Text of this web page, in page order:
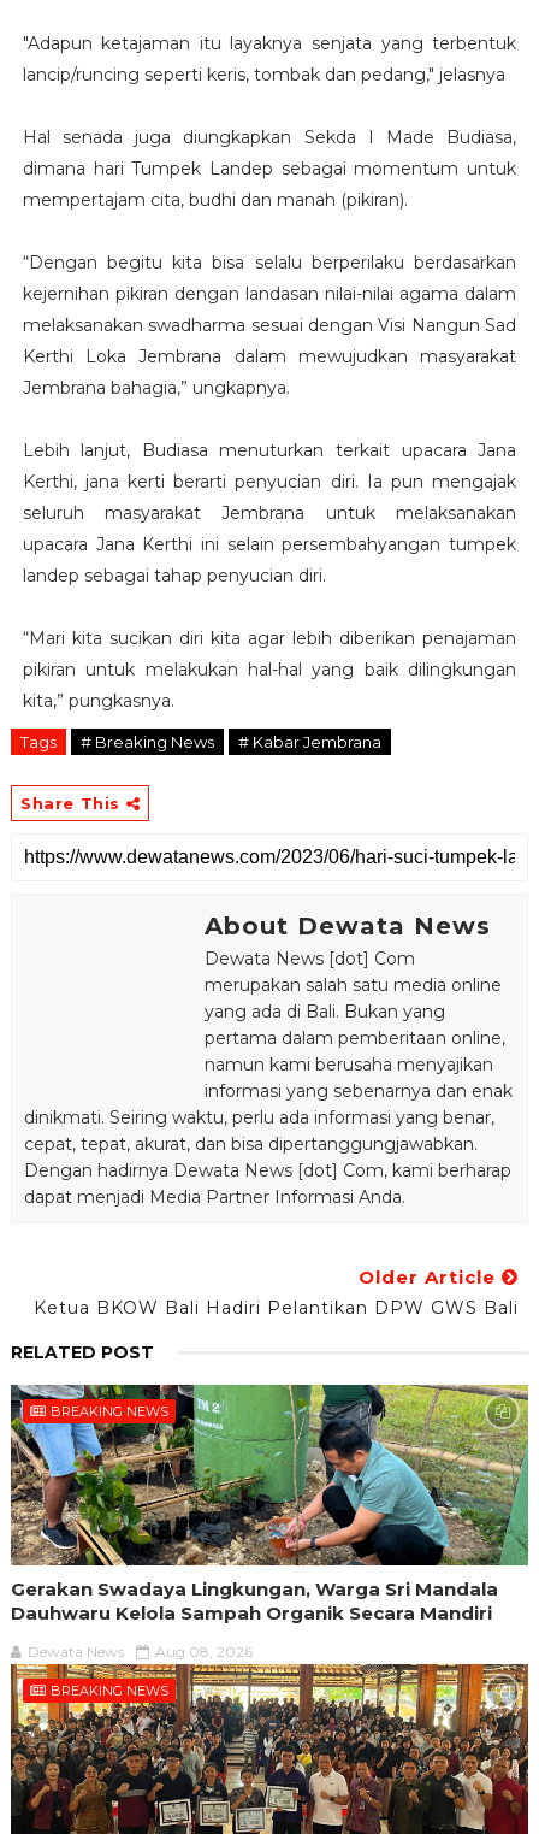
"Adapun ketajaman itu layaknya senjata yang terbentuk
lancip/runcing seperti keris, tombak dan pedang," jelasnya
Hal senada juga diungkapkan Sekda I Made Budiasa,
dimana hari Tumpek Landep sebagai momentum untuk
mempertajam cita, budhi dan manah (pikiran).
“Dengan begitu kita bisa selalu berperilaku berdasarkan
kejernihan pikiran dengan landasan nilai-nilai agama dalam
melaksanakan swadharma sesuai dengan Visi Nangun Sad
Kerthi Loka Jembrana dalam mewujudkan masyarakat
Jembrana bahagia,” ungkapnya.
Lebih lanjut, Budiasa menuturkan terkait upacara Jana
Kerthi, jana kerti berarti penyucian diri. Ia pun mengajak
seluruh masyarakat Jembrana untuk melaksanakan
upacara Jana Kerthi ini selain persembahyangan tumpek
landep sebagai tahap penyucian diri.
“Mari kita sucikan diri kita agar lebih diberikan penajaman
pikiran untuk melakukan hal-hal yang baik dilingkungan
kita,” pungkasnya.
Tags # Breaking News # Kabar Jembrana
Share This
About Dewata News
Dewata News [dot] Com
merupakan salah satu media online
yang ada di Bali. Bukan yang
pertama dalam pemberitaan online,
namun kami berusaha menyajikan
informasi yang sebenarnya dan enak
dinikmati. Seiring waktu, perlu ada informasi yang benar,
cepat, tepat, akurat, dan bisa dipertanggungjawabkan.
Dengan hadirnya Dewata News [dot] Com, kami berharap
dapat menjadi Media Partner Informasi Anda.
Older Article
Ketua BKOW Bali Hadiri Pelantikan DPW GWS Bali
RELATED POST
BREAKING NEWS
Gerakan Swadaya Lingkungan, Warga Sri Mandala
Dauhwaru Kelola Sampah Organik Secara Mandiri
Dewata News Aug 08, 2026
BREAKING NEWS